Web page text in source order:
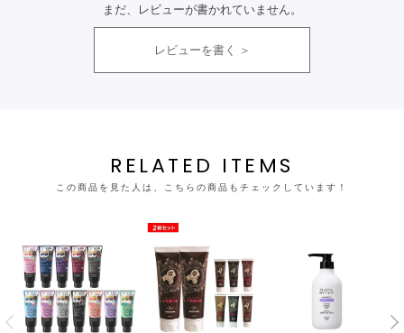
まだ、レビューが書かれていません。
レビューを書く
RELATED ITEMS
この商品を見た人は、こちらの商品もチェックしています！